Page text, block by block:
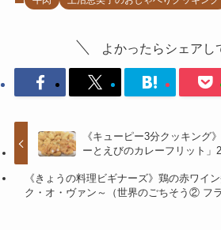
よかったらシェアし
《キューピー3分クッキング
ーとえびのカレーフリット」
《きょうの料理ビギナーズ》鶏の赤ワイ
ク・オ・ヴァン～（世界のごちそう② フラ